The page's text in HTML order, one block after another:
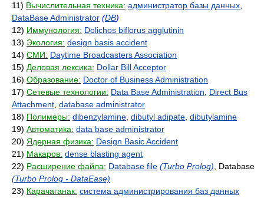
11) Вычислительная техника: администратор базы данных
DataBase Administrator (DB)
12) Иммунология: Dolichos biflorus agglutinin
13) Экология: design basis accident
14) СМИ: Daytime Broadcasters Association
15) Деловая лексика: Dollar Bill Acceptor
16) Образование: Doctor of Business Administration
17) Сетевые технологии: Data Base Administration
Direct Bus
Attachment database administrator
18) Полимеры: dibenzylamine dibutyl adipate dibutylamine
19) Автоматика: data base administrator
20) Ядерная физика: Design Basic Accident
21) Макаров: dense blasting agent
22) Расширение файла: Database file (Turbo Prolog) , Database
(Turbo Prolog - DataEase)
23) Карачаганак: система администрирования баз данных